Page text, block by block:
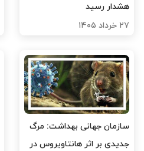
هشدار رسید
۲۷ خرداد ۱۴۰۵
سازمان جهانی بهداشت: مرگ
جدیدی بر اثر هانتاویروس در